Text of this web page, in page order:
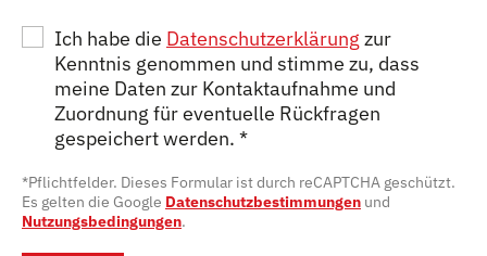
Ich habe die Datenschutzerklärung zur
Kenntnis genommen und stimme zu, dass
meine Daten zur Kontaktaufnahme und
Zuordnung für eventuelle Rückfragen
gespeichert werden. *
*Pflichtfelder. Dieses Formular ist durch reCAPTCHA geschützt.
Es gelten die Google Datenschutzbestimmungen und
Nutzungsbedingungen.